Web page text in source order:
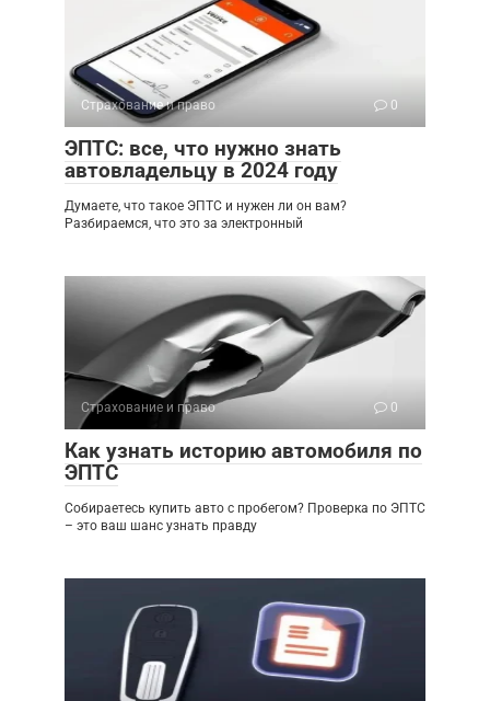
Страхование и право 0
ЭПТС: все, что нужно знать
автовладельцу в 2024 году
Думаете, что такое ЭПТС и нужен ли он вам?
Разбираемся, что это за электронный
Страхование и право 0
Как узнать историю автомобиля по
ЭПТС
Собираетесь купить авто с пробегом? Проверка по ЭПТС
– это ваш шанс узнать правду